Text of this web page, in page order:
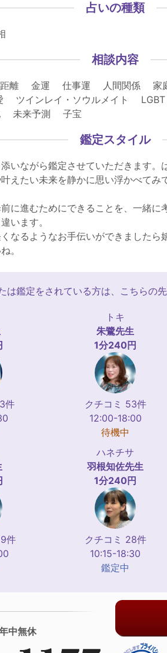
占いの種類
相談内容
金運 仕事運 人間関係 家
インレイ・ソウルメイト
未来予測 子宝
鑑定スタイル
いながら鑑定させていただきます。
えたい未来を静かに思い浮かべてみ
に進むためにできることを、一緒に
います。
なるようなお手伝いができましたら
。
は鑑定をされている方は、こちらの
件
トキ
朱鷺先生
1分240円
クチコミ 53件
12:00-18:00
待機中
件
ハネチサ
羽根知佐先生
1分240円
クチコミ 28件
10:15-18:30
鑑定中
中無休